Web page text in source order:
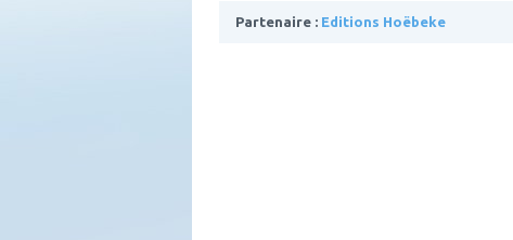
Partenaire : Editions Hoëbeke